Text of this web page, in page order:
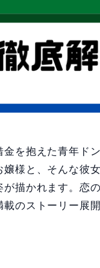
を抱えた青年ド
様と、そんな彼
描かれます。恋
のストーリー展